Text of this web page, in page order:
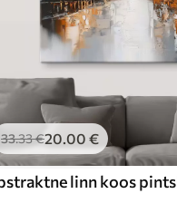
33.33€20.00 €